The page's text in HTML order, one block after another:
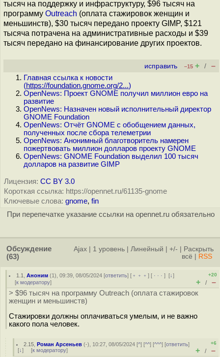
тысяч на поддержку и инфраструктуру, $96 тысяч на
программу Outreach (оплата стажировок женщин и
меньшинств), $30 тысяч передано проекту GIMP, $121
тысяча потрачена на административные расходы и $39
тысяч передано на финансирование других проектов.
исправить –15 + / –
Главная ссылка к новости
(https://foundation.gnome.org/2...)
OpenNews: Проект GNOME получил миллион евро на
развитие
OpenNews: Назначен новый исполнительный директор
GNOME Foundation
OpenNews: Отчёт GNOME с обобщением данных,
полученных после сбора телеметрии
OpenNews: Анонимный благотворитель намерен
пожертвовать миллион долларов проекту GNOME
OpenNews: GNOME Foundation выделил 100 тысяч
долларов на развитие GIMP
Лицензия: CC BY 3.0
Короткая ссылка: https://opennet.ru/61135-gnome
Ключевые слова: gnome, fin
При перепечатке указание ссылки на opennet.ru обязательно
Обсуждение
(63)
Ajax 1 уровень Линейный +/-
Раскрыть
всё
RSS
1.1 ,Аноним (1), 09:39, 08/05/2024 [ответить] [ ﹢﹢﹢] [ · · ·][↓]
[к модератору]
+20
+ / –
> $96 тысяч на программу Outreach (оплата стажировок
женщин и меньшинств)
Стажировки должны оплачиваться умелым, и не важно
какого пола человек.
2.15 ,Роман Арсеньев (-), 10:27, 08/05/2024 [^] [^^] [^^^] [ответить]
[↓] [к модератору]
+6
+ / –